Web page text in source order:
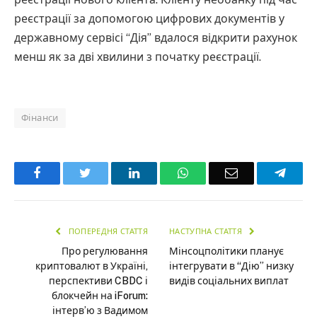
реєстрації за допомогою цифрових документів у
державному сервісі “Дія” вдалося відкрити рахунок
менш як за дві хвилини з початку реєстрації.
Фінанси
Facebook LinkedInWhatsAppEmail
ПОПЕРЕДНЯ СТАТТЯ
Про регулювання
криптовалют в Україні,
перспективи CBDC і
блокчейн на iForum:
інтерв’ю з Вадимом
НАСТУПНА СТАТТЯ
Мінсоцполітики планує
інтегрувати в “Дію” низку
видів соціальних виплат